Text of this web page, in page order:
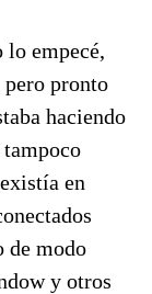
lo empecé,
pero pronto
haciendo
en
de modo
y otros